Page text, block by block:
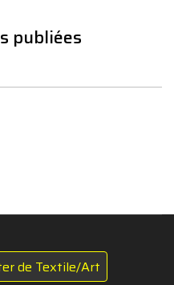
publiées
de Textile/Art